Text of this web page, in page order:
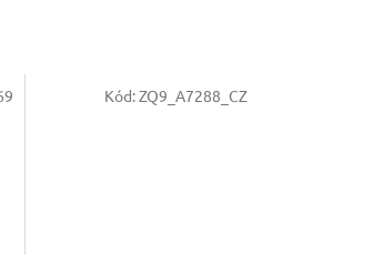
Kód:ZQ9_A7288_CZ